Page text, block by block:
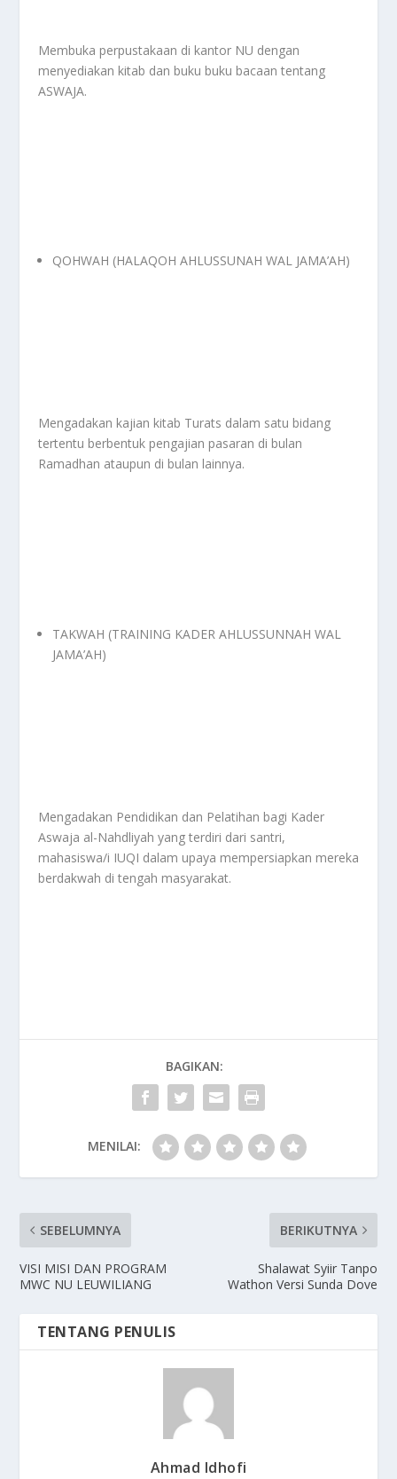
Membuka perpustakaan di kantor NU dengan
menyediakan kitab dan buku buku bacaan tentang
ASWAJA.
QOHWAH (HALAQOH AHLUSSUNAH WAL JAMA’AH)
Mengadakan kajian kitab Turats dalam satu bidang
tertentu berbentuk pengajian pasaran di bulan
Ramadhan ataupun di bulan lainnya.
TAKWAH (TRAINING KADER AHLUSSUNNAH WAL
JAMA’AH)
Mengadakan Pendidikan dan Pelatihan bagi Kader
Aswaja al-Nahdliyah yang terdiri dari santri,
mahasiswa/i IUQI dalam upaya mempersiapkan mereka
berdakwah di tengah masyarakat.
BAGIKAN:
MENILAI:
SEBELUMNYA
VISI MISI DAN PROGRAM
MWC NU LEUWILIANG
BERIKUTNYA
Shalawat Syiir Tanpo
Wathon Versi Sunda Dove
TENTANG PENULIS
Ahmad Idhofi